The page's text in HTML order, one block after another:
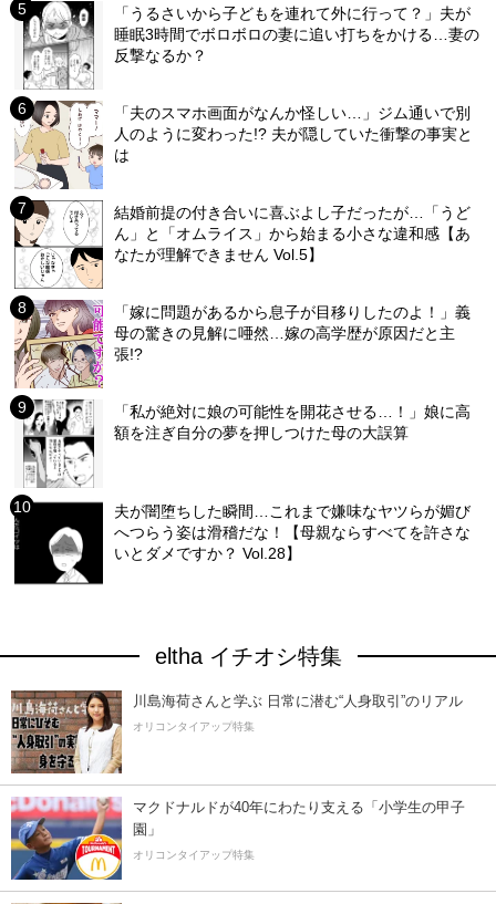
「うるさいから子どもを連れて外に行って？」夫が
睡眠3時間でボロボロの妻に追い打ちをかける…妻の
反撃なるか？
「夫のスマホ画面がなんか怪しい…」ジム通いで別
人のように変わった!? 夫が隠していた衝撃の事実と
は
結婚前提の付き合いに喜ぶよし子だったが…「うど
ん」と「オムライス」から始まる小さな違和感【あ
なたが理解できません Vol.5】
「嫁に問題があるから息子が目移りしたのよ！」義
母の驚きの見解に唖然…嫁の高学歴が原因だと主
張!?
「私が絶対に娘の可能性を開花させる…！」娘に高
額を注ぎ自分の夢を押しつけた母の大誤算
夫が闇堕ちした瞬間…これまで嫌味なヤツらが媚び
へつらう姿は滑稽だな！【母親ならすべてを許さな
いとダメですか？ Vol.28】
eltha イチオシ特集
川島海荷さんと学ぶ 日常に潜む“人身取引”のリアル
オリコンタイアップ特集
マクドナルドが40年にわたり支える「小学生の甲子
園」
オリコンタイアップ特集